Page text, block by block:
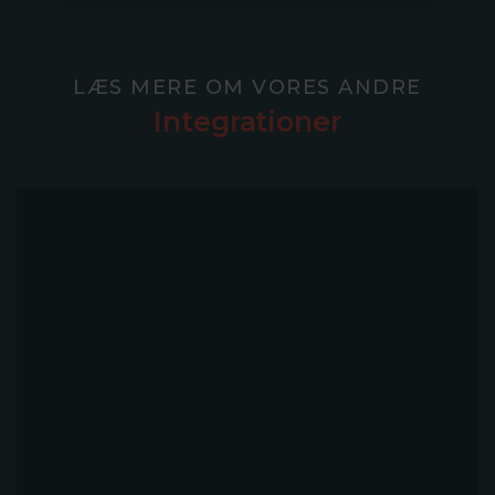
LÆS MERE OM VORES ANDRE
Integrationer